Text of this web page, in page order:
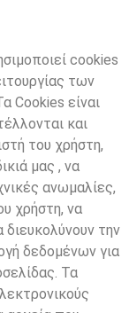
cookies
των
Cookies είναι
και
του χρήστη,
μας , να
ανωμαλίες,
χρήστη, να
την
δεδομένων για
Τα